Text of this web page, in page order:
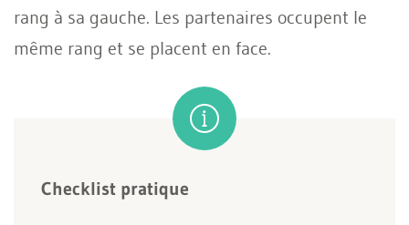
rang à sa gauche. Les partenaires occupent le
même rang et se placent en face.
Checklist pratique